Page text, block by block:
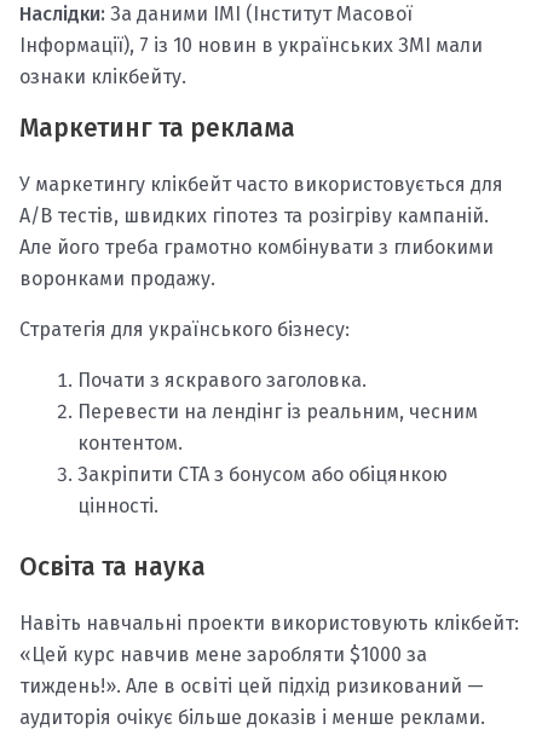
Наслідки: За даними ІМІ (Інститут Масової
Інформації), 7 із 10 новин в українських ЗМІ мали
ознаки клікбейту.
Маркетинг та реклама
У маркетингу клікбейт часто використовується для
A/B тестів, швидких гіпотез та розігріву кампаній.
Але його треба грамотно комбінувати з глибокими
воронками продажу.
Стратегія для українського бізнесу:
Почати з яскравого заголовка.
Перевести на лендінг із реальним, чесним
контентом.
Закріпити CTA з бонусом або обіцянкою
цінності.
Освіта та наука
Навіть навчальні проекти використовують клікбейт:
«Цей курс навчив мене заробляти $1000 за
тиждень!». Але в освіті цей підхід ризикований —
аудиторія очікує більше доказів і менше реклами.